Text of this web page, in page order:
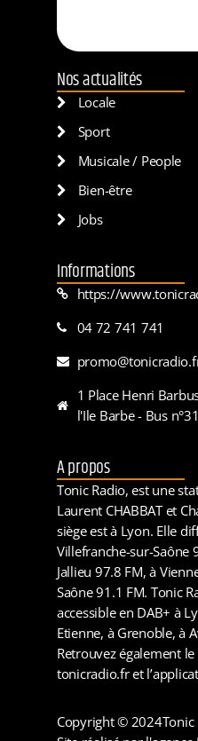
Nos actualités
Locale
Sport
Musicale / People
Bien-être
Jobs
Informations
https://
04 72 741 741
1 Place Henri
l'Ile Barbe - Bus
A propos
Tonic Radio, est une
Laurent CHABBAT et
siège est à Lyon. Elle
Villefranche-sur-Saône
Jallieu 97.8 FM, à
Saône 91.1 FM. Tonic
accessible en DAB+ à
Etienne, à Grenoble, à
Retrouvez également
tonicradio.fr et
Copyright © 2024